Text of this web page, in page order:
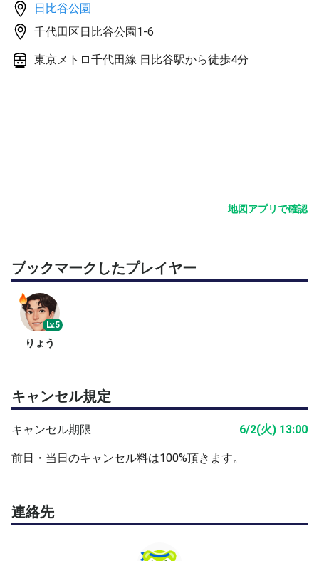
日比谷公園
千代田区日比谷公園1-6
東京メトロ千代田線 日比谷駅から徒歩4分
地図アプリで確認
ブックマークしたプレイヤー
Lv.5
りょう
キャンセル規定
キャンセル期限 6/2(火) 13:00
前日・当日のキャンセル料は100%頂きます。
連絡先